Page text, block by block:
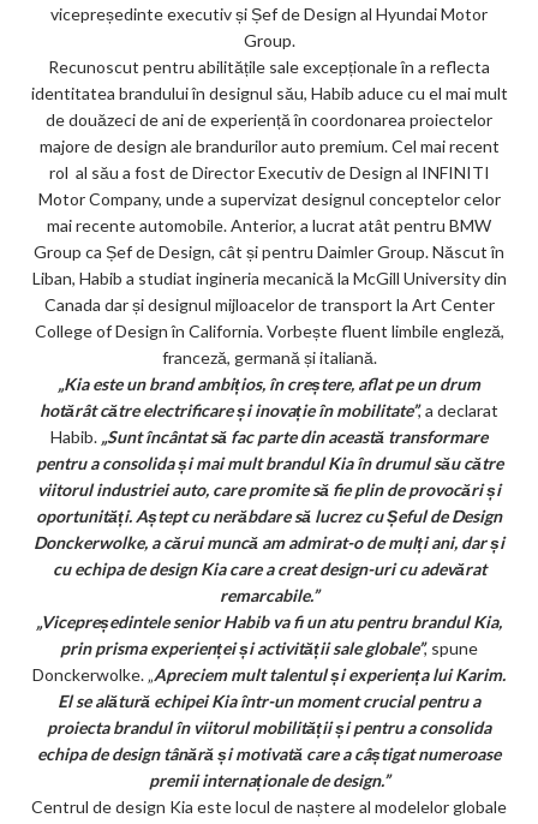
vicepreședinte executiv și Șef de Design al Hyundai Motor
Group.
Recunoscut pentru abilitățile sale excepționale în a reflecta
identitatea brandului în designul său, Habib aduce cu el mai mult
de douăzeci de ani de experiență în coordonarea proiectelor
majore de design ale brandurilor auto premium. Cel mai recent
rol al său a fost de Director Executiv de Design al INFINITI
Motor Company, unde a supervizat designul conceptelor celor
mai recente automobile. Anterior, a lucrat atât pentru BMW
Group ca Șef de Design, cât și pentru Daimler Group. Născut în
Liban, Habib a studiat ingineria mecanică la McGill University din
Canada dar și designul mijloacelor de transport la Art Center
College of Design în California. Vorbește fluent limbile engleză,
franceză, germană și italiană.
„Kia este un brand ambițios, în creștere, aflat pe un drum
hotărât către electrificare și inovație în mobilitate”, a declarat
Habib. „Sunt încântat să fac parte din această transformare
pentru a consolida și mai mult brandul Kia în drumul său către
viitorul industriei auto, care promite să fie plin de provocări și
oportunități. Aștept cu nerăbdare să lucrez cu Șeful de Design
Donckerwolke, a cărui muncă am admirat-o de mulți ani, dar și
cu echipa de design Kia care a creat design-uri cu adevărat
remarcabile.”
„Vicepreședintele senior Habib va fi un atu pentru brandul Kia,
prin prisma experienței și activității sale globale”, spune
Donckerwolke. „Apreciem mult talentul și experiența lui Karim.
El se alătură echipei Kia într-un moment crucial pentru a
proiecta brandul în viitorul mobilității și pentru a consolida
echipa de design tânără și motivată care a câștigat numeroase
premii internaționale de design.”
Centrul de design Kia este locul de naștere al modelelor globale